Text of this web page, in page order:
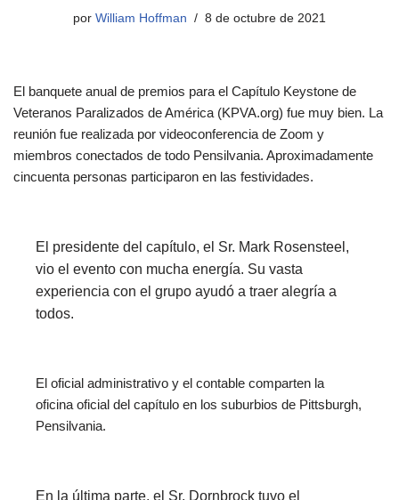
por William Hoffman 8 de octubre de 2021
El banquete anual de premios para el Capítulo Keystone de
Veteranos Paralizados de América (KPVA.org) fue muy bien. La
reunión fue realizada por videoconferencia de Zoom y
miembros conectados de todo Pensilvania. Aproximadamente
cincuenta personas participaron en las festividades.
El presidente del capítulo, el Sr. Mark Rosensteel,
vio el evento con mucha energía. Su vasta
experiencia con el grupo ayudó a traer alegría a
todos.
El oficial administrativo y el contable comparten la
oficina oficial del capítulo en los suburbios de Pittsburgh,
Pensilvania.
En la última parte, el Sr. Dornbrock tuvo el